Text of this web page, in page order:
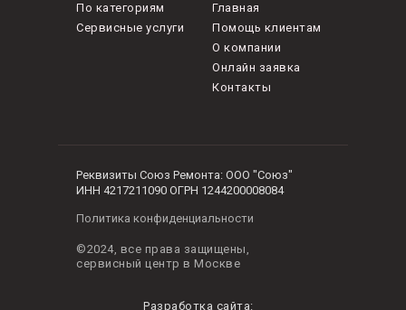
Реквизиты Союз Ремонта: ООО "Союз"
ИНН 4217211090 ОГРН 1244200008084
Политика конфиденциальности
По категориям
Сервисные услуги
Главная
Помощь клиентам
О компании
Онлайн заявка
Контакты
©2024, все права защищены,
сервисный центр в Москве
Разработка сайта: